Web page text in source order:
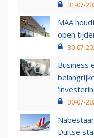
31-07-
MAA
open
30-07-
Business
30-07-
Duitse